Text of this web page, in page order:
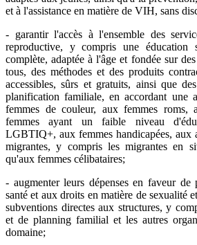
et à l'assistance en matière de VIH, sans
- garantir l'accès à l'ensemble des
reproductive, y compris une éducation
complète, adaptée à l'âge et fondée sur
tous, des méthodes et des produits
accessibles, sûrs et gratuits, ainsi que
planification familiale, en accordant une
femmes de couleur, aux femmes roms,
femmes ayant un faible niveau
LGBTIQ+, aux femmes handicapées, aux
migrantes, y compris les migrantes en
qu'aux femmes célibataires;
- augmenter leurs dépenses en faveur de
santé et aux droits en matière de sexualité
subventions directes aux structures, y
et de planning familial et les autres
domaine;